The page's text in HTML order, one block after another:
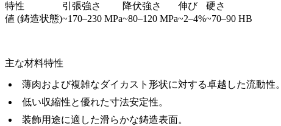
特性 引張強さ 降伏強さ 伸び
硬さ
値 (鋳造状態)~170–230 MPa~80–120 MPa~2–4%~70–90 HB
主な材料特性
薄肉および複雑なダイカスト形状に対する卓越した流動性。
低い収縮性と優れた寸法安定性。
装飾用途に適した滑らかな鋳造表面。